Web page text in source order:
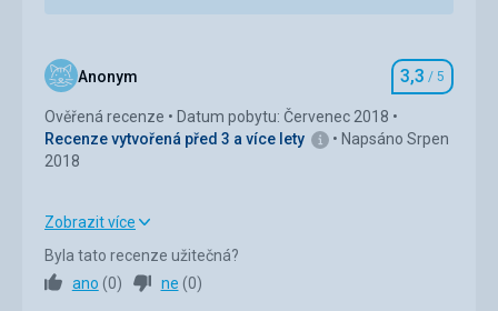
Anonym Hodnocení
3,3 / 5
Ověřená recenze
Datum pobytu: Červenec 2018
Recenze vytvořená před 3 a více lety
Napsáno Srpen
2018
Ubytování
Zobrazit více
Byla tato recenze užitečná?
ano (0) ne (0)